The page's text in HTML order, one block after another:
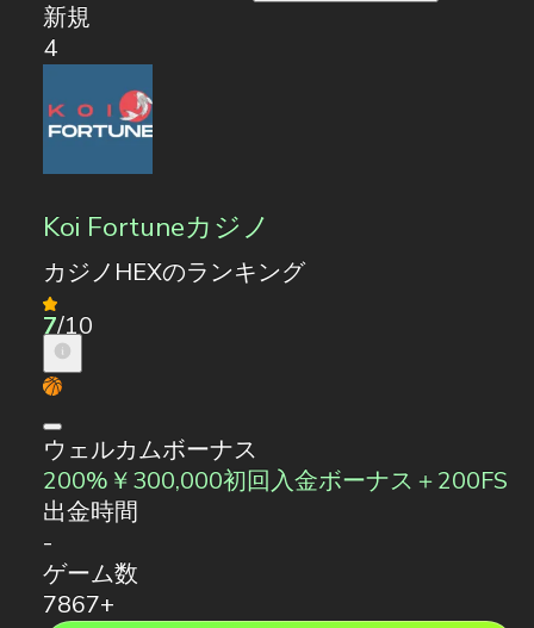
新規
4
Koi Fortuneカジノ
カジノHEXのランキング
7/10
ウェルカムボーナス
200%￥300,000初回入金ボーナス＋200FS
出金時間
-
ゲーム数
7867+